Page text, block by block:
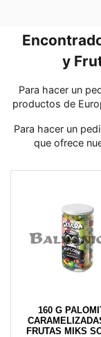
y
Para hacer un
productos de
Para hacer un
que ofrece
160 G
FRUTAS MIKS